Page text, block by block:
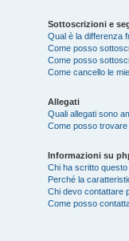
Sottoscrizioni e
Qual è la differenza
Come posso
Come posso
Come cancello le
Allegati
Quali allegati sono
Come posso trovare
Informazioni su
Chi ha scritto
Perché la
Chi devo contattare
Come posso